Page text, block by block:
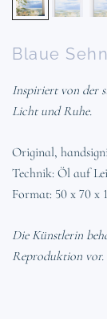
Blaue
Inspiriert von der
Licht und Ruhe.
Original,
Technik: Öl auf
Format: 50 x 70 x
Die Künstlerin
Reproduktion vor.